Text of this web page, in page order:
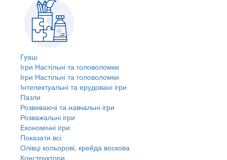
Гуаш
Ігри Настільні та головоломки
Ігри Настільні та головоломки
Інтелектуальні та ерудовані ігри
Пазли
Розвиваючі та навчальні ігри
Розважальні ігри
Економічні ігри
Показати всі
Олівці кольорові, крейда воскова
Конструктори